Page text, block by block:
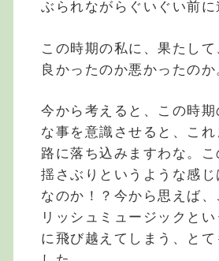
ぶられながらぐいぐい前に
この時期の私に、果たし
良かったのか悪かったのか
今から考えると、この時
な事を意識させると、こ
路に落ち込みますわな。
揺さぶりというような感
なのか！？今から思えば、
リッシュミュージックと
に飛び越えてしまう、と